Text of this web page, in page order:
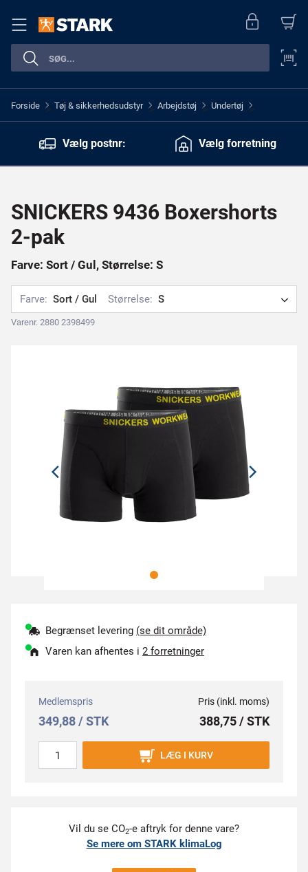
Forside > Tøj & sikkerhedsudstyr > Arbejdstøj > Undertøj >
Vælg postnr: Vælg forretning
SNICKERS 9436 Boxershorts
2-pak
Farve: Sort / Gul, Størrelse: S
Farve: Sort / Gul Størrelse: S
Varenr. 2880 2398499
Begrænset levering (se dit område)
Varen kan afhentes i 2 forretninger
Medlemspris
349,88 / STK
Pris (inkl. moms)
388,75 / STK
LÆG I KURV
Vil du se CO2-e aftryk for denne vare?
Se mere om STARK klimaLog